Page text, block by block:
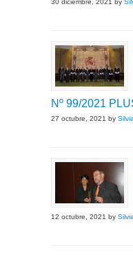
30 diciembre, 2021 by
Nº 99/2021
27 octubre, 2021 by
12 octubre, 2021 by